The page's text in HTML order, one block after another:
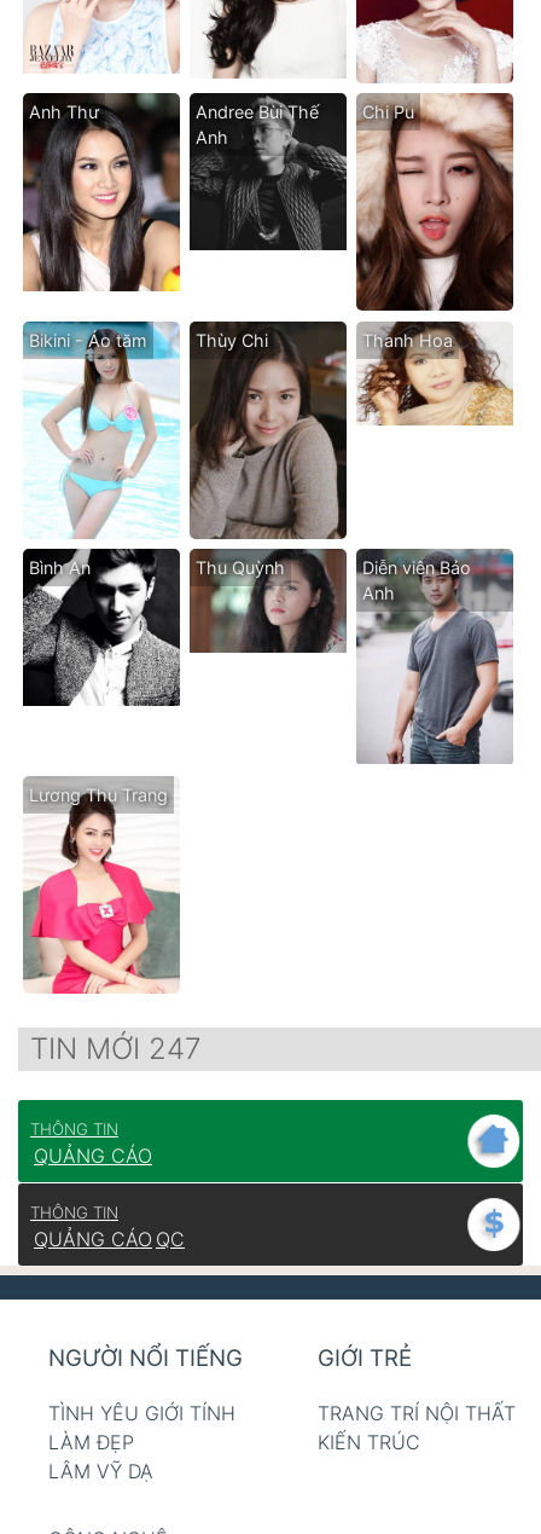
Anh Thư
Andree Bùi Thế
Anh
Chi Pu
Bikini - Áo tăm Thùy Chi Thanh Hoa
Bình An Thu Quỳnh
Diễn viên Bảo
Anh
Lương Thu Trang
TIN MỚI 247
THÔNG TIN
QUẢNG CÁO
THÔNG TIN
QUẢNG CÁO QC
NGƯỜI NỔI TIẾNG
TÌNH YÊU GIỚI TÍNH
LÀM ĐẸP
LÂM VỸ DẠ
GIỚI TRẺ
TRANG TRÍ NỘI THẤT
KIẾN TRÚC